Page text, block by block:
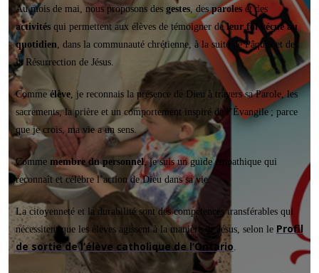
Au mois de mai, nous proposons des gestes, desparoles et des
activités qui permettent aux élèves de témoigner deleur foi vécue au
quotidien, dans la communauté chrétienne, à la suite de Pâques et de
la Résurrection de Jésus.
Comme élève, je reconnais la présence de Dieu à travers sa Parole, les
sacrements, la prière et un comportement inspiré de l’Évangile ; parce
que je crois, ma vie a un sens.
Comme membre du personnel, je suis un guide empathique qui
reconnaît et célèbre l’action de Dieu dans sa vie.
La citoyenneté et la durabilité sont des compétences transférables qui
nécessitent que les élèves agissent à la manière de Jésus, selon le Profil
de sortie de l’élève catholique de l’Ontario.